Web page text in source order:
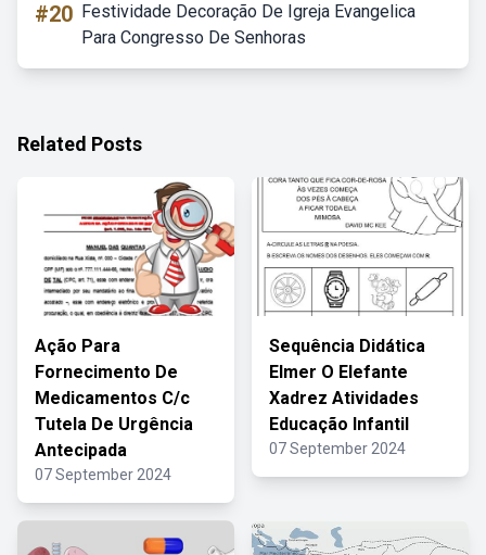
#20 Festividade Decoração De Igreja Evangelica
Para Congresso De Senhoras
Related Posts
Ação Para
Fornecimento De
Medicamentos C/c
Tutela De Urgência
Antecipada
07 September 2024
Sequência Didática
Elmer O Elefante
Xadrez Atividades
Educação Infantil
07 September 2024